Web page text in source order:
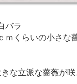
バラ
ｍくらいの小さな
な立派な薔薇が